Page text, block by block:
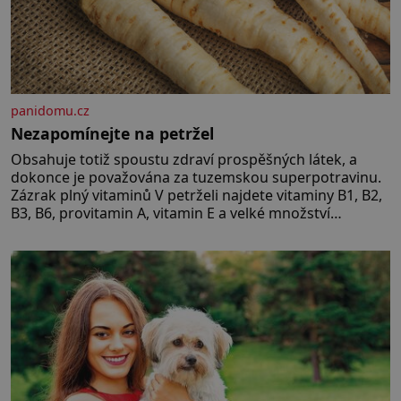
panidomu.cz
Nezapomínejte na petržel
Obsahuje totiž spoustu zdraví prospěšných látek, a
dokonce je považována za tuzemskou superpotravinu.
Zázrak plný vitaminů V petrželi najdete vitaminy B1, B2,
B3, B6, provitamin A, vitamin E a velké množství
pomeranč, v kořeni je také, ale je ho desetkrát méně), a
kyselinu listovou. Ale